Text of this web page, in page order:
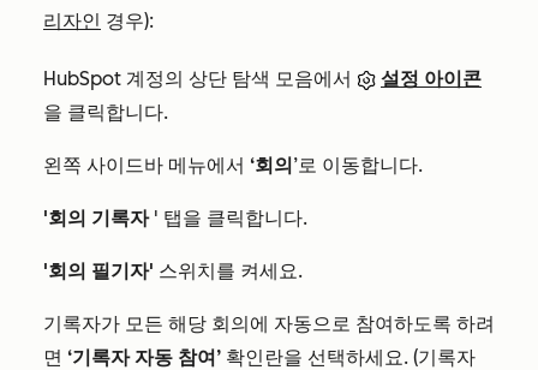
리자인 경우):
HubSpot 계정의 상단 탐색 모음에서
설정 아이콘
을 클릭합니다.
왼쪽 사이드바 메뉴에서 ‘회의’로 이동합니다.
'회의 기록자' 탭을 클릭합니다.
'회의 필기자' 스위치를 켜세요.
기록자가 모든 해당 회의에 자동으로 참여하도록 하려
면 ‘기록자 자동 참여’ 확인란을 선택하세요. (기록자